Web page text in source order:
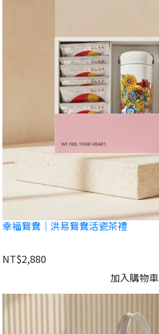
幸福鴛鴦｜洪易鴛鴦活瓷茶禮
NT$2,880
加入購物車